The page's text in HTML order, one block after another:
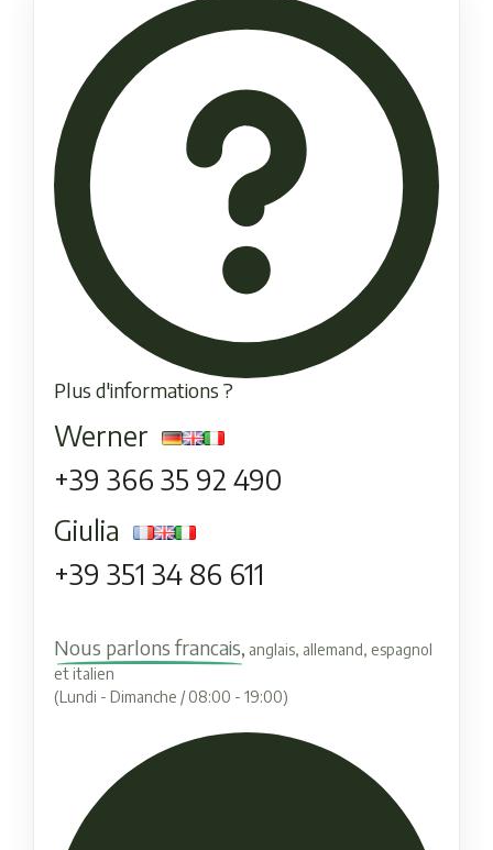
Plus d'informations ?
Werner
+39 366 35 92 490
Giulia
+39 351 34 86 611
Nous parlons francais, anglais, allemand, espagnol
et italien
(Lundi - Dimanche / 08:00 - 19:00)